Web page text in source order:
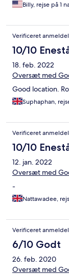
Billy, rejse på 1
Verificeret
10/10
18. feb. 2022
Oversæt med
Good location.
Suphaphan,
Verificeret
10/10
12. jan. 2022
Oversæt med
-
Nattawadee,
Verificeret
6/10 Godt
26. feb. 2020
Oversæt med